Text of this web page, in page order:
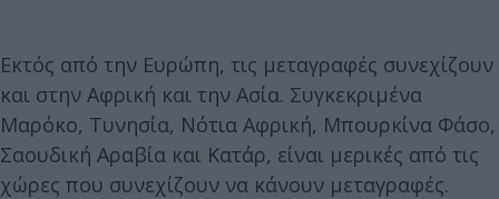
Εκτός από την Ευρώπη, τις μεταγραφές συνεχίζουν
και στην Αφρική και την Ασία. Συγκεκριμένα
Μαρόκο, Τυνησία, Νότια Αφρική, Μπουρκίνα Φάσο,
Σαουδική Αραβία και Κατάρ, είναι μερικές από τις
χώρες που συνεχίζουν να κάνουν μεταγραφές.